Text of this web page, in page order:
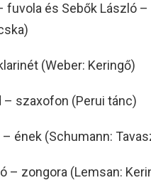
fuvola és Sebők László
(Weber: Keringő)
– szaxofon (Perui tánc)
– ének (Schumann:
– zongora (Lemsan: